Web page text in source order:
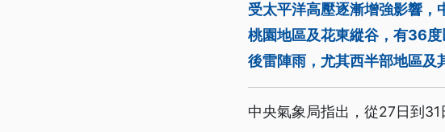
受太平洋高壓逐漸增強影響，
桃園地區及花東縱谷，有36
後雷陣雨，尤其西半部地區及
中央氣象局指出，從27日到